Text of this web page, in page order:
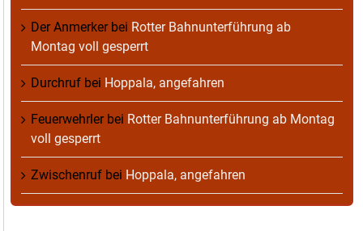
Der Anmerkerbei Rotter Bahnunterführung ab
Montag voll gesperrt
Durchruf bei Hoppala, angefahren
Feuerwehrlerbei Rotter Bahnunterführung ab Montag
voll gesperrt
Zwischenruf bei Hoppala, angefahren